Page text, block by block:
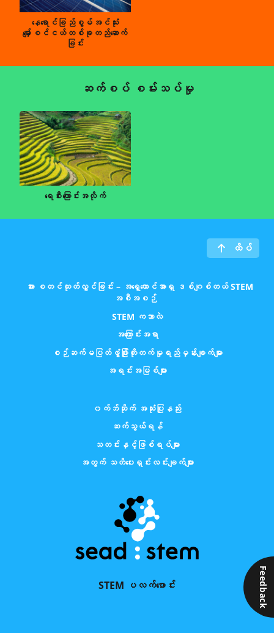
Feedback
နေရောင်ခြည်စွမ်အင်သုံး
မျှော်စင်ငယ်တစ်ခုတည်ဆောက်
ခြင်း
ဆက်စပ် စမ်းသပ်မှု
ရေစီးကြောင်းအလိုက်
ထိပ်
အား စတင်ထုတ်လွှင်ခြင်း – အရှေ့တောင်အာရှ ဒစ်ဂျစ်တယ် STEM
အစီအစဉ်
STEM ကဘာလဲ
အကြောင်းအရာ
စဉ်ဆက်မပြတ်ဖွံ့ဖြိုးတိုးတက်မှုရည်မှန်းချက်များ
အရင်းအမြစ်များ
STEM ပလက်ဖောင်း
၀က်ဘ်ဆိုက် အသုံးပြုနည်း
ဆက်သွယ်ရန်
သတင်းနှင့်ဖြစ်ရပ်များ
အတွက် သတိပေးရှင်းလင်းချက်များ